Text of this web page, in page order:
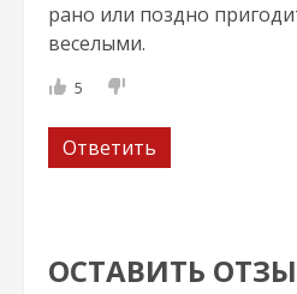
рано или поздно
веселыми.
5
Ответить
ОСТАВИТЬ